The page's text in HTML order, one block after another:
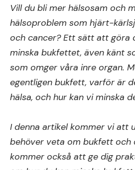
Vill du bli mer hälsosam och
hälsoproblem som hjärt-
och cancer? Ett sätt att göra
minska bukfettet, även känt
som omger våra inre organ.
egentligen bukfett, varför är
hälsa, och hur kan vi minska
I denna artikel kommer vi att
behöver veta om bukfett och
kommer också att ge dig